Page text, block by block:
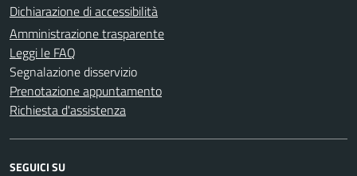
Dichiarazione di accessibilità
Amministrazione trasparente
Leggi le FAQ
Segnalazione disservizio
Prenotazione appuntamento
Richiesta d'assistenza
SEGUICI SU